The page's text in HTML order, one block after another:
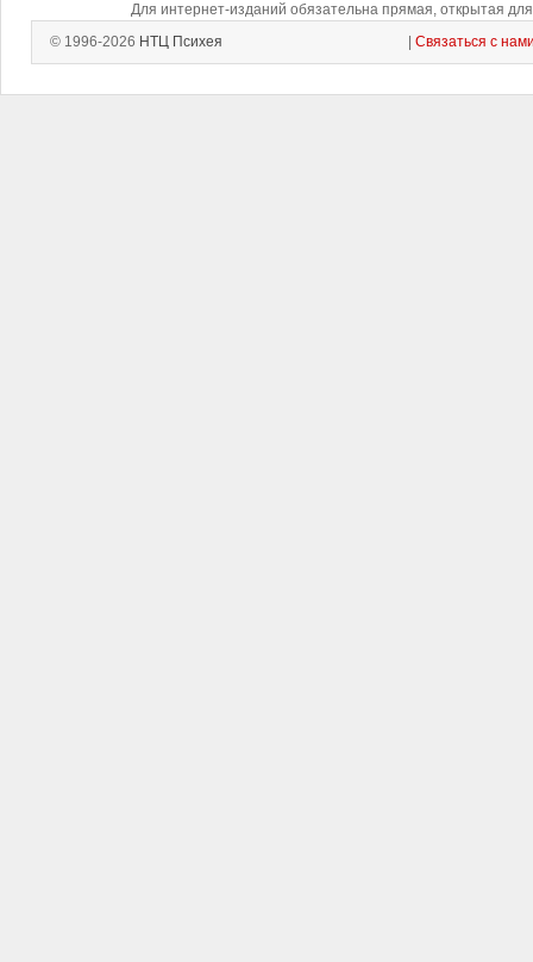
Для интернет-изданий обязательна прямая, открытая
© 1996-2026 НТЦ Психея Связаться с